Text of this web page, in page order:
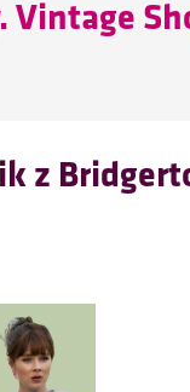
Vintage
z